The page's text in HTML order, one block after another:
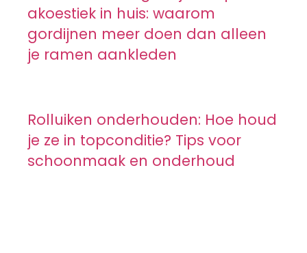
akoestiek in huis: waarom
gordijnen meer doen dan alleen
je ramen aankleden
Rolluiken onderhouden: Hoe houd
je ze in topconditie? Tips voor
schoonmaak en onderhoud